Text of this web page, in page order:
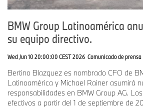
BMW Group Latinoamérica
su equipo directivo.
Wed Jun 10 20:00:00 CEST 2026 Comunicado de prensa
Bertino Blazquez es nombrado CFO de
Latinoamérica y Michael Rainer asumirá
responsabilidades en BMW Group AG.
efectivos a partir del 1 de septiembre de